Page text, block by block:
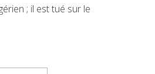
; il est tué sur le